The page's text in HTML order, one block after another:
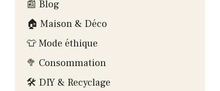
📰 Blog
🏠 Maison & Déco
👕 Mode éthique
🥦 Consommation
🛠 DIY & Recyclage